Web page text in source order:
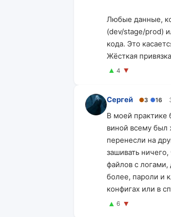
Любые данные,
(dev/stage/prod)
кода. Это
Жёсткая
▲ 4 ▼
Сергей ●3 ●16
В моей практике
виной всему был
перенесли на
зашивать
файлов с
более, пароли и
конфигах или в
▲ 6 ▼